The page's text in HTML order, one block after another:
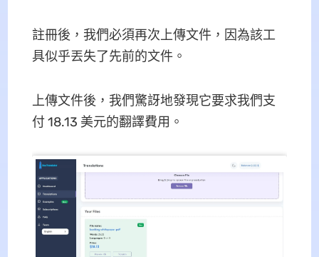
註冊後，我們必須再次上傳文件，因為該工
具似乎丟失了先前的文件。
上傳文件後，我們驚訝地發現它要求我們支
付 18.13 美元的翻譯費用。